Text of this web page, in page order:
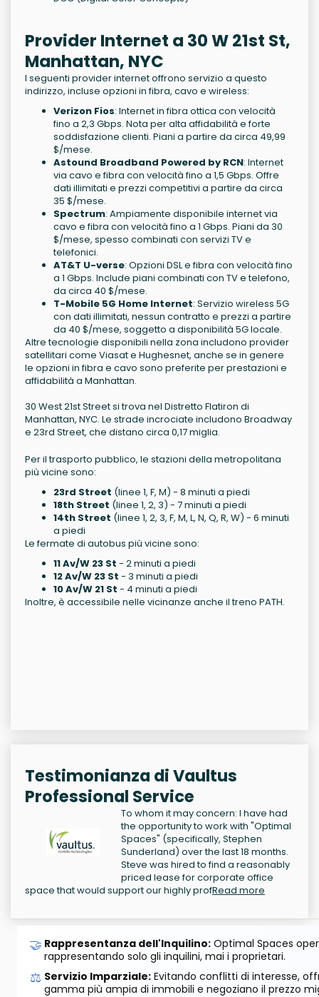
Provider Internet a 30 W 21st St,
Manhattan, NYC
I seguenti provider internet offrono servizio a questo
indirizzo, incluse opzioni in fibra, cavo e wireless:
Verizon Fios: Internet in fibra ottica con velocità
fino a 2,3 Gbps. Nota per alta affidabilità e forte
soddisfazione clienti. Piani a partire da circa 49,99
$/mese.
Astound Broadband Powered by RCN: Internet
via cavo e fibra con velocità fino a 1,5 Gbps. Offre
dati illimitati e prezzi competitivi a partire da circa
35 $/mese.
Spectrum: Ampiamente disponibile internet via
cavo e fibra con velocità fino a 1 Gbps. Piani da 30
$/mese, spesso combinati con servizi TV e
telefonici.
AT&T U-verse: Opzioni DSL e fibra con velocità fino
a 1 Gbps. Include piani combinati con TV e telefono,
da circa 40 $/mese.
T-Mobile 5G Home Internet: Servizio wireless 5G
con dati illimitati, nessun contratto e prezzi a partire
da 40 $/mese, soggetto a disponibilità 5G locale.
Altre tecnologie disponibili nella zona includono provider
satellitari come Viasat e Hughesnet, anche se in genere
le opzioni in fibra e cavo sono preferite per prestazioni e
affidabilità a Manhattan.
30 West 21st Street si trova nel Distretto Flatiron di
Manhattan, NYC. Le strade incrociate includono Broadway
e 23rd Street, che distano circa 0,17 miglia.
Per il trasporto pubblico, le stazioni della metropolitana
più vicine sono:
23rd Street (linee 1, F, M) - 8 minuti a piedi
18th Street (linee 1, 2, 3) - 7 minuti a piedi
14th Street (linee 1, 2, 3, F, M, L, N, Q, R, W) - 6 minuti
a piedi
Le fermate di autobus più vicine sono:
11 Av/W 23 St - 2 minuti a piedi
12 Av/W 23 St - 3 minuti a piedi
10 Av/W 21 St - 4 minuti a piedi
Inoltre, è accessibile nelle vicinanze anche il treno PATH.
Testimonianza di Vaultus
Professional Service
To whom it may concern: I have had
the opportunity to work with "Optimal
Spaces" (specifically, Stephen
Sunderland) over the last 18 months.
Steve was hired to find a reasonably
priced lease for corporate office
space that would support our highly profRead more
🤝 Rappresentanza dell'Inquilino: Optimal Spaces
rappresentando solo gli inquilini, mai i proprietari.
⚖️ Servizio Imparziale: Evitando conflitti di interesse,
gamma più ampia di immobili e negoziano il prezzo